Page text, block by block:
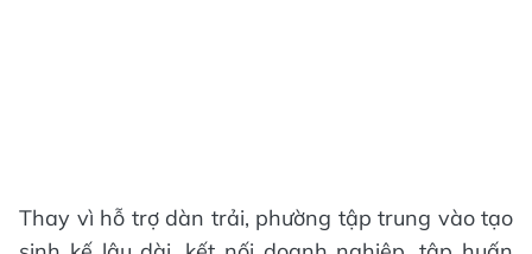
Thay vì hỗ trợ dàn trải, phường tập trung vào tạo